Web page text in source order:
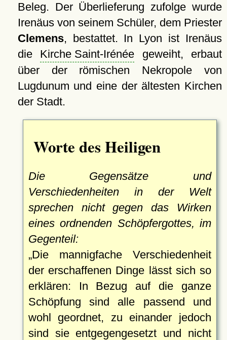
Beleg. Der Überlieferung zufolge wurde
Irenäus von seinem Schüler, dem Priester
Clemens, bestattet. In Lyon ist Irenäus
die Kirche Saint-Irénée geweiht, erbaut
über der römischen Nekropole von
Lugdunum und eine der ältesten Kirchen
der Stadt.
Worte des Heiligen
Die Gegensätze und
Verschiedenheiten in der Welt
sprechen nicht gegen das Wirken
eines ordnenden Schöpfergottes, im
Gegenteil:
Die mannigfache Verschiedenheit
der erschaffenen Dinge lässt sich so
erklären: In Bezug auf die ganze
Schöpfung sind alle passend und
wohl geordnet, zu einander jedoch
sind sie entgegengesetzt und nicht